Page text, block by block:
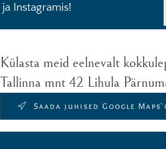
ja Instagramis!
Külasta meid eelnevalt
Tallinna mnt 42 Lihula
Saada juhised Google Maps`i